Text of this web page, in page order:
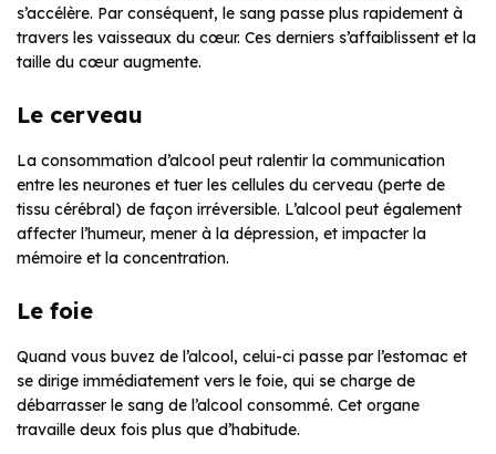
s’accélère. Par conséquent, le sang passe plus rapidement à
travers les vaisseaux du cœur. Ces derniers s’affaiblissent et la
taille du cœur augmente.
Le cerveau
La consommation d’alcool peut ralentir la communication
entre les neurones et tuer les cellules du cerveau (perte de
tissu cérébral) de façon irréversible. L’alcool peut également
affecter l’humeur, mener à la dépression, et impacter la
mémoire et la concentration.
Le foie
Quand vous buvez de l’alcool, celui-ci passe par l’estomac et
se dirige immédiatement vers le foie, qui se charge de
débarrasser le sang de l’alcool consommé. Cet organe
travaille deux fois plus que d’habitude.